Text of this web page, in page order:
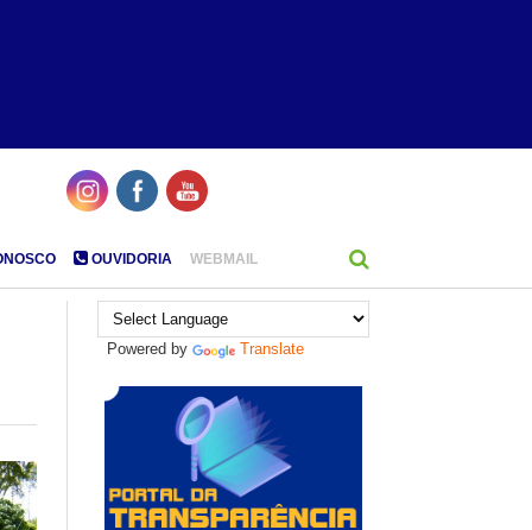
OUVIDORIA WEBMAIL
Powered by Translate